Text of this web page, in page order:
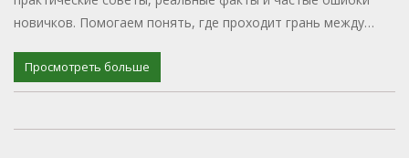
новичков. Помогаем понять, где проходит грань между
пришёл в зал или решил что-то изменить в своих
тренировках.
Просмотреть больше